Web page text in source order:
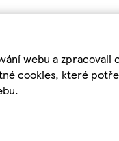
webu a
cookies, které